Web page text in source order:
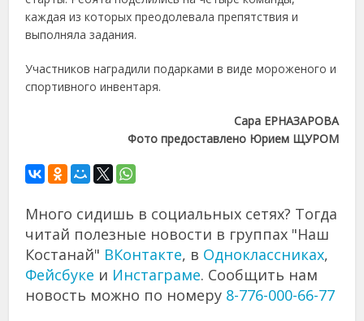
каждая из которых преодолевала препятствия и
выполняла задания.
Участников наградили подарками в виде мороженого и
спортивного инвентаря.
Сара ЕРНАЗАРОВА
Фото предоставлено Юрием ЩУРОМ
Много сидишь в социальных сетях? Тогда
читай полезные новости в группах "Наш
Костанай" ВКонтакте, в Одноклассниках,
Фейсбуке и Инстаграме. Сообщить нам
новость можно по номеру 8-776-000-66-77